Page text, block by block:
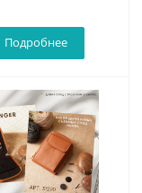
Подробнее